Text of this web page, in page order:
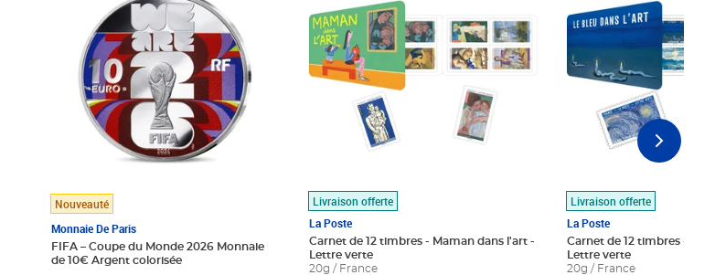
Nouveauté
Monnaie De Paris
FIFA – Coupe du Monde 2026 Monnaie
de 10€ Argent colorisée
Livraison offerte
La Poste
Carnet de 12 timbres - Maman dans l'art -
Lettre verte
20g / France
Livraison offerte
La Poste
Carnet de 12 timbres - Le
Lettre verte
20g / France